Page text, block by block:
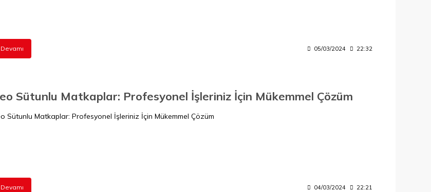
Devamı 05/03/2024 22:32
Sütunlu Matkaplar: Profesyonel İşleriniz İçin Mükemmel Çözüm
Sütunlu Matkaplar: Profesyonel İşleriniz İçin Mükemmel Çözüm
Devamı 04/03/2024 22:21